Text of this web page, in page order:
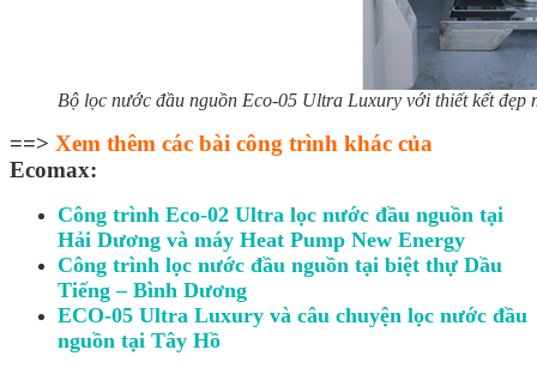
Bộ lọc nước đầu nguồn Eco-05 Ultra Luxury với thiết kết đẹp
==> Xem thêm các bài công trình khác của
Ecomax:
Công trình Eco-02 Ultra lọc nước đầu nguồn tại
Hải Dương và máy Heat Pump New Energy
Công trình lọc nước đầu nguồn tại biệt thự Dầu
Tiếng – Bình Dương
ECO-05 Ultra Luxury và câu chuyện lọc nước đầu
nguồn tại Tây Hồ